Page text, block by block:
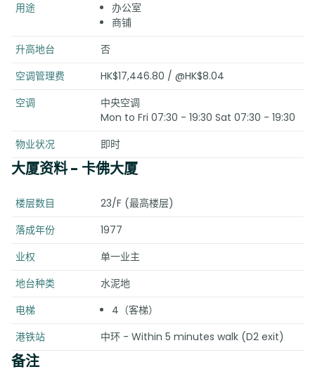
用途
办公室
商铺
升高地台
否
空调管理费
HK$17,446.80 / @HK$8.04
空调
中央空调
Mon to Fri 07:30 - 19:30 Sat 07:30 - 19:30
物业状况
即时
大厦资料- 卡佛大厦
楼层数目
23/F (最高楼层)
落成年份
1977
业权
单一业主
地台种类
水泥地
电梯
4（客梯）
港铁站
中环 - Within 5 minutes walk (D2 exit)
备注